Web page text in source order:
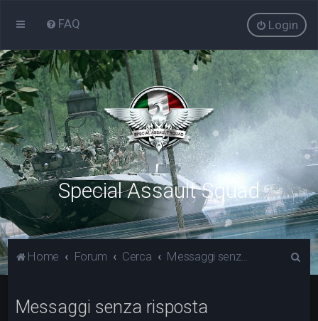
FAQ Login
Special Assault Squad
Home Forum Cerca Messaggi senza risposta
Messaggi senza risposta